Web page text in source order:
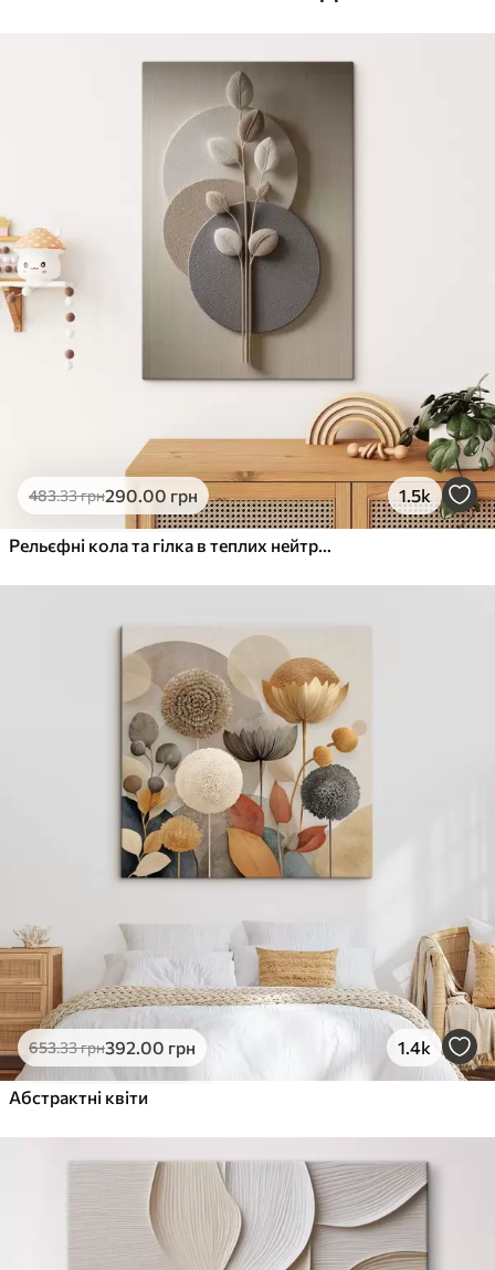
Яскраві, насичені кольори
Стійкість до вицвітання
Безпечне чорнило без запаху
Поверхня з текстурою полотна
Екологічний матеріал
Преміум
Від363
Яскраві, насичені кольори
Стійкість до вицвітання
Безпечне чорнило без запаху
Поверхня з текстурою полотна
Еко-Преміум
.00грн
✓Яскраві, насичені кольори
Поверхня з текстурою полотна
Екологічний матеріал
483.33грн290.00 грн 1.5k
Рельєфні кола та гілка в теплих нейтральних тонах
653.33грн392.00 грн 1.4k
Абстрактні квіти